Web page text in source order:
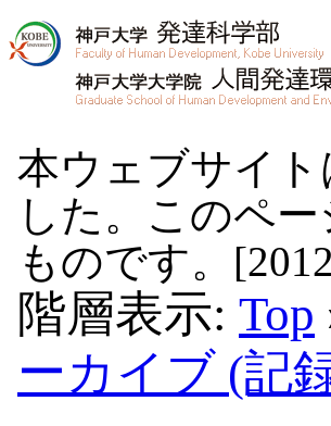
本ウェブサイ
した。このペ
ものです。
階層表示: Top
ーカイブ (記